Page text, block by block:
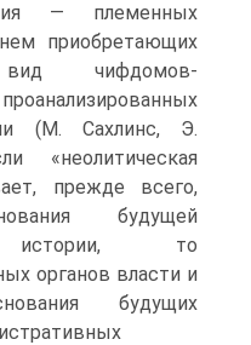
— племенных
при­обретающих
вид чифдомов-
(М. Сахлинс, Э.
прежде всего,
будущей
истории, то
органов власти и
будущих